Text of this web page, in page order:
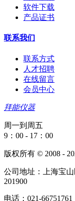
软件下载
产品证书
联系我们
联系方式
人才招聘
在线留言
会员中心
拜能仪器
周一到周五
9：00 - 17：00
版权所有 © 2008 -
公司地址：上海宝山
201900
电话：021-